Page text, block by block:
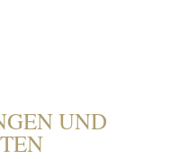
UND